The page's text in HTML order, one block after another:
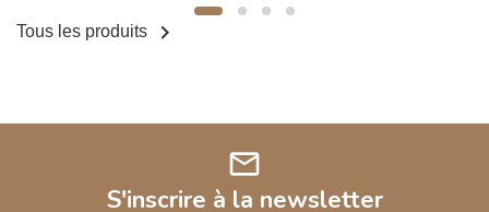
Tous les produits 
mail
S'inscrire à la newsletter